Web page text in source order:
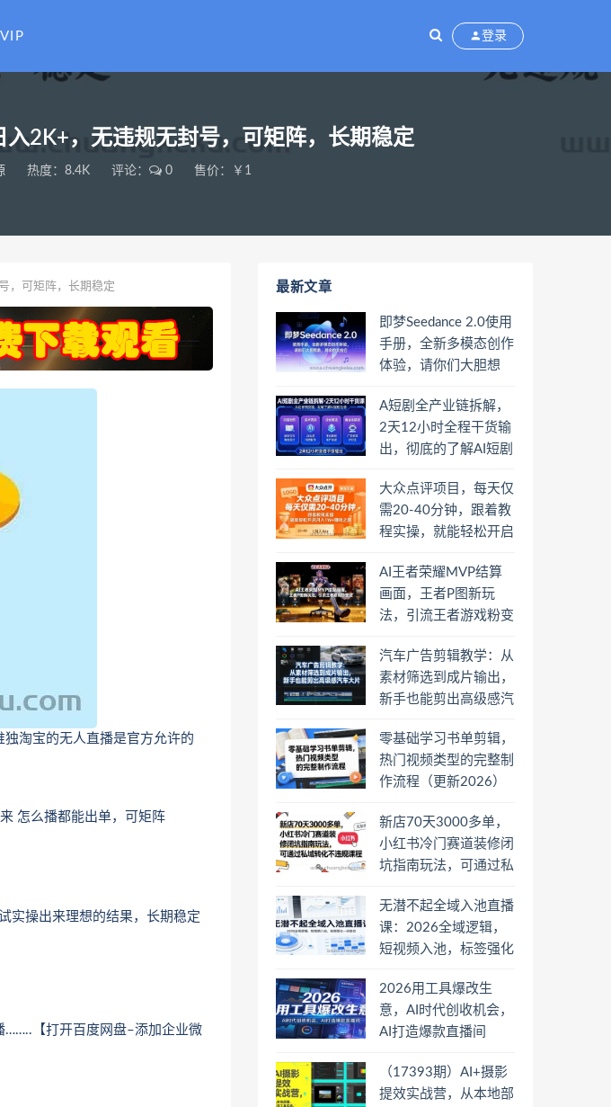
登录
2K+，无违规无封号，可矩阵，长期稳定
热度：8.4K 评论： 0 售价：￥1
，可矩阵，长期稳定
淘宝的无人直播是官方允许的
怎么播都能出单，可矩阵
实操出来理想的结果，长期稳定
……..【打开百度网盘–添加企业微
最新文章
即梦Seedance 2.0使用
手册，全新多模态创作
体验，请你们大胆想
A短剧全产业链拆解，
2天12小时全程干货输
出，彻底的了解AI短剧
大众点评项目，每天仅
需20-40分钟，跟着教
程实操，就能轻松开启
AI王者荣耀MVP结算
画面，王者P图新玩
法，引流王者游戏粉变
汽车广告剪辑教学：从
素材筛选到成片输出，
新手也能剪出高级感汽
零基础学习书单剪辑，
热门视频类型的完整制
作流程（更新2026）
新店70天3000多单，
小红书冷门赛道装修闭
坑指南玩法，可通过私
无潜不起全域入池直播
课：2026全域逻辑，
短视频入池，标签强化
2026用工具爆改生
意，AI时代创收机会，
AI打造爆款直播间
（17393期）AI+摄影
提效实战营，从本地部